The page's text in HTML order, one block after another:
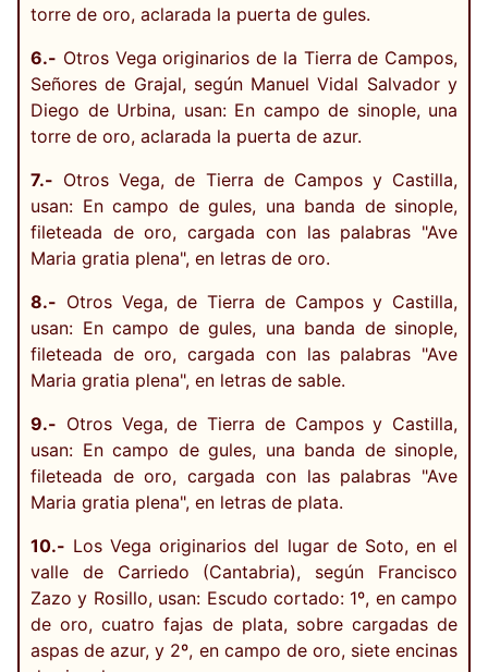
torre de oro, aclarada la puerta de gules.
6.- Otros Vega originarios de la Tierra de Campos,
Señores de Grajal, según Manuel Vidal Salvador y
Diego de Urbina, usan: En campo de sinople, una
torre de oro, aclarada la puerta de azur.
7.- Otros Vega, de Tierra de Campos y Castilla,
usan: En campo de gules, una banda de sinople,
fileteada de oro, cargada con las palabras "Ave
Maria gratia plena", en letras de oro.
8.- Otros Vega, de Tierra de Campos y Castilla,
usan: En campo de gules, una banda de sinople,
fileteada de oro, cargada con las palabras "Ave
Maria gratia plena", en letras de sable.
9.- Otros Vega, de Tierra de Campos y Castilla,
usan: En campo de gules, una banda de sinople,
fileteada de oro, cargada con las palabras "Ave
Maria gratia plena", en letras de plata.
10.- Los Vega originarios del lugar de Soto, en el
valle de Carriedo (Cantabria), según Francisco
Zazo y Rosillo, usan: Escudo cortado: 1º, en campo
de oro, cuatro fajas de plata, sobre cargadas de
aspas de azur, y 2º, en campo de oro, siete encinas